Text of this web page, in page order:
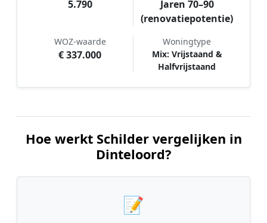
5.790
Jaren 70–90
(renovatiepotentie)
WOZ-waarde
€ 337.000
Woningtype
Mix: Vrijstaand &
Halfvrijstaand
Hoe werkt Schilder vergelijken in
Dinteloord?
📝